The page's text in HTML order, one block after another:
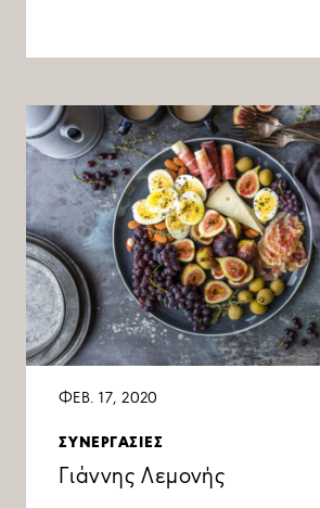
ΦΕΒ. 17, 2020
ΣΥΝΕΡΓΑΣΙΕΣ
Γιάννης Λεμονής